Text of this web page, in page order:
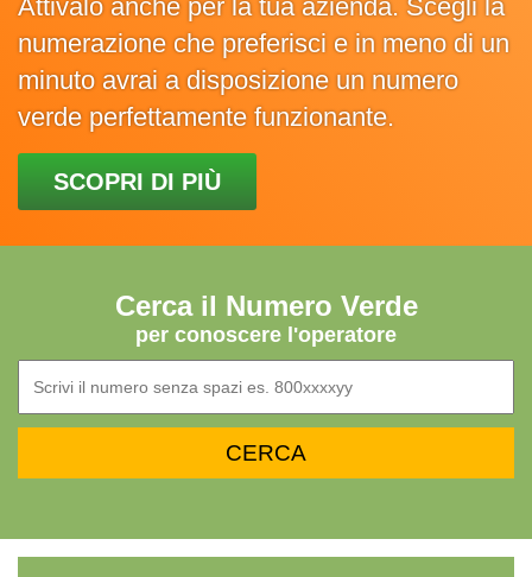
Attivalo anche per la tua azienda. Scegli la
numerazione che preferisci e in meno di un
minuto avrai a disposizione un numero
verde perfettamente funzionante.
SCOPRI DI PIÙ
Cerca il Numero Verde
per conoscere l'operatore